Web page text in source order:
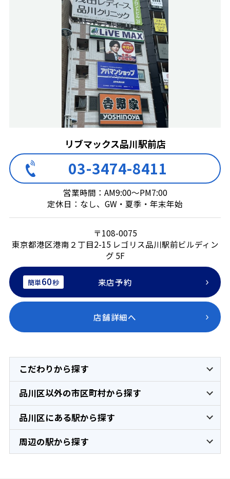
リブマックス品川駅前店
03-3474-8411
営業時間：AM9:00～PM7:00
定休日：なし、GW・夏季・年末年始
〒108-0075
東京都港区港南２丁目2-15 レゴリス品川駅前ビルディン
グ 5F
簡単60秒 来店予約
店舗詳細へ
こだわりから探す
品川区以外の市区町村から探す
品川区にある駅から探す
周辺の駅から探す